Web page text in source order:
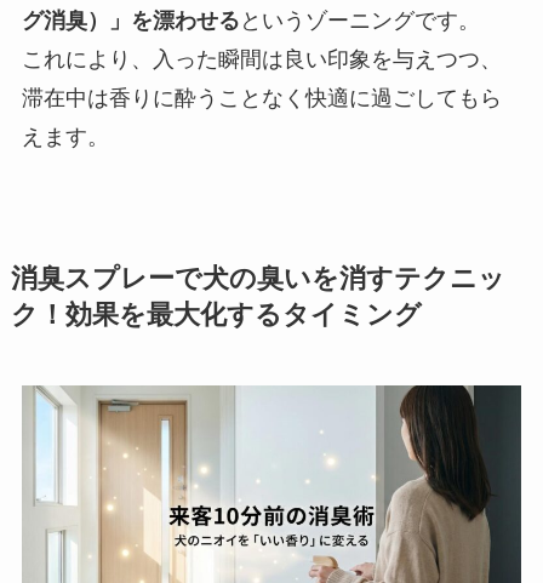
グ消臭）」を漂わせる というゾーニングです。
これにより、入った瞬間は良い印象を与えつつ、
滞在中は香りに酔うことなく快適に過ごしてもら
えます。
消臭スプレーで犬の臭いを消すテクニッ
ク！効果を最大化するタイミング